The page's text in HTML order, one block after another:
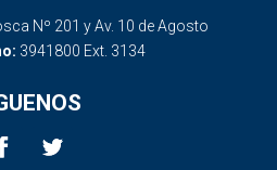
Nº 201 y Av. 10 de Agosto
3941800 Ext. 3134